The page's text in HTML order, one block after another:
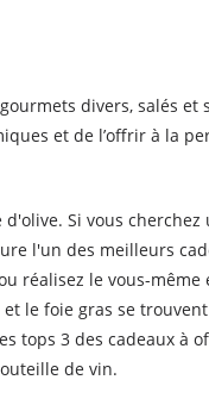
divers, salés et
et de l’offrir à la
Si vous
l'un des meilleurs
réalisez le vous-même
le foie gras se
tops 3 des cadeaux à
de vin.